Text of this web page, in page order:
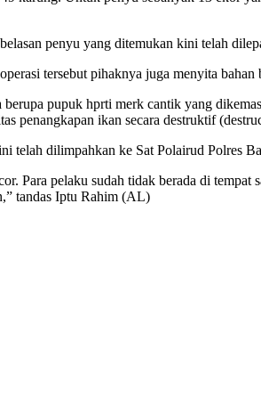
penyu yang ditemukan kini telah
tersebut pihaknya juga menyita
berupa pupuk hprti merk cantik yang
penangkapan ikan secara destruktif
telah dilimpahkan ke Sat Polairud Polres
Para pelaku sudah tidak berada di
tandas Iptu Rahim (AL)